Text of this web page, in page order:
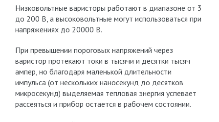
Низковольтные варисторы работают в диапазоне от 3
до 200 В, а высоковольтные могут использоваться при
напряжениях до 20000 В.
При превышении пороговых напряжений через
варистор протекают токи в тысячи и десятки тысяч
ампер, но благодаря маленькой длительности
импульса (от нескольких наносекунд до десятков
микросекунд) выделяемая тепловая энергия успевает
рассеяться и прибор остается в рабочем состоянии.